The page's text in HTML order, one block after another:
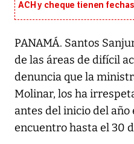
ACH y cheque tienen
PANAMÁ. Santos
de las áreas de difícil
denuncia que la
Molinar, los ha
antes del inicio del
encuentro hasta el 30